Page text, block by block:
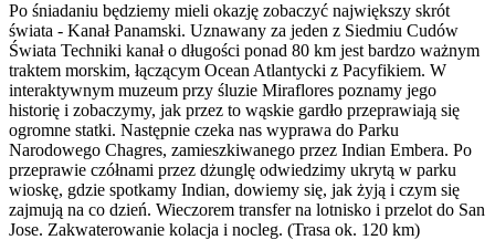
Po śniadaniu będziemy mieli okazję zobaczyć największy skrót
świata - Kanał Panamski. Uznawany za jeden z Siedmiu Cudów
Świata Techniki kanał o długości ponad 80 km jest bardzo ważnym
traktem morskim, łączącym Ocean Atlantycki z Pacyfikiem. W
interaktywnym muzeum przy śluzie Miraflores poznamy jego
historię i zobaczymy, jak przez to wąskie gardło przeprawiają się
ogromne statki. Następnie czeka nas wyprawa do Parku
Narodowego Chagres, zamieszkiwanego przez Indian Embera. Po
przeprawie czółnami przez dżunglę odwiedzimy ukrytą w parku
wioskę, gdzie spotkamy Indian, dowiemy się, jak żyją i czym się
zajmują na co dzień. Wieczorem transfer na lotnisko i przelot do San
Jose. Zakwaterowanie kolacja i nocleg. (Trasa ok. 120 km)